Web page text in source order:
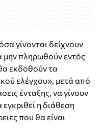
γίνονται δείχνουν
µην πληρωθούν εντός
εκδοθούν τα
ελέγχου», µετά από
ένταξης, να γίνουν
εγκριθεί η διάθεση
που θα είναι